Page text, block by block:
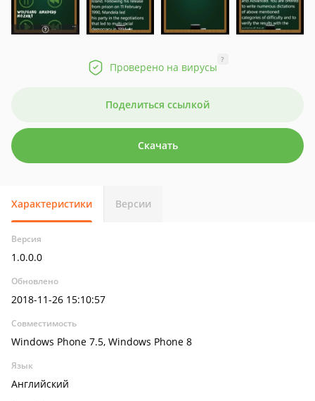
Проверено на вирусы
?
Поделиться ссылкой
Скачать
Характеристики Версии
Версия
1.0.0.0
Обновлено
2018-11-26 15:10:57
Совместимость
Windows Phone 7.5, Windows Phone 8
Язык
Английский